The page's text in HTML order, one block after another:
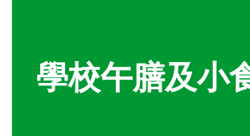
學校午膳及小